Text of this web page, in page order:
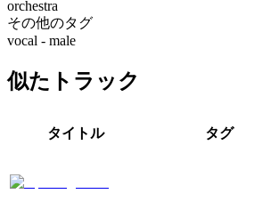
orchestra
その他のタグ
vocal - male
似たトラック
タイトル タグ